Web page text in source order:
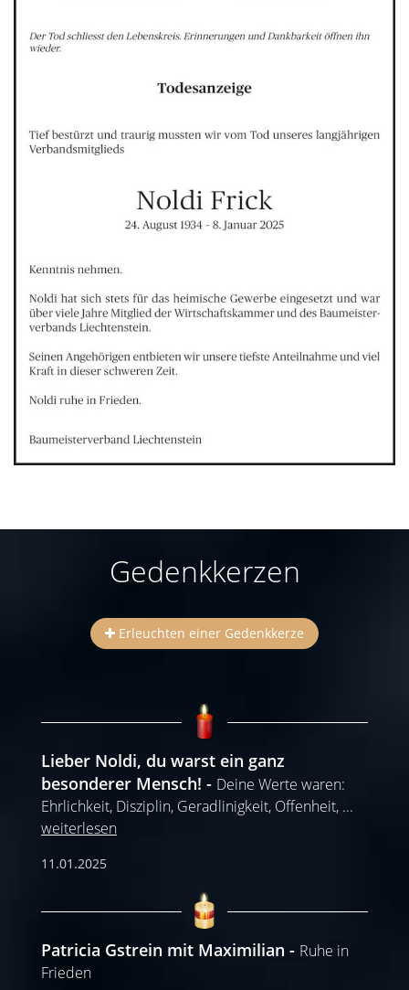
Gedenkkerzen
Erleuchten einer Gedenkkerze
Lieber Noldi, du warst ein ganz
besonderer Mensch!
Deine Werte waren:
Ehrlichkeit, Disziplin, Geradlinigkeit, Offenheit, ...
weiterlesen
11.01.2025
Patricia Gstrein mit Maximilian
Ruhe in
Frieden